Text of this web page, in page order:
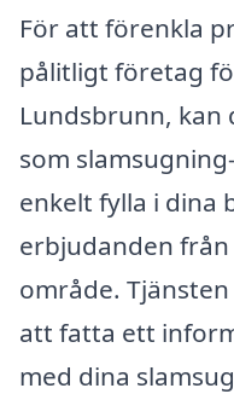
För att förenkla
pålitligt företag
Lundsbrunn,
som
enkelt fylla i dina
erbjudanden
område.
att fatta ett
med dina